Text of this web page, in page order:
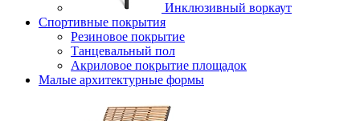
Инклюзивный воркаут
Спортивные покрытия
Резиновое покрытие
Танцевальный пол
Акриловое покрытие площадок
Малые архитектурные формы